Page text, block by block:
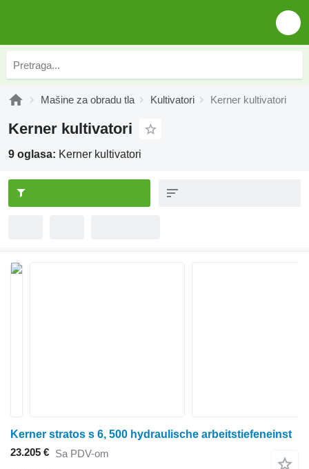
Mašine za obradu tla Kultivatori Kerner kultivatori
Kerner kultivatori
9 oglasa: Kerner kultivatori
Kerner stratos s 6, 500 hydraulische arbeitstiefeneinst
23.205 € Sa PDV-om